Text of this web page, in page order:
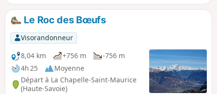
Le Roc des Bœufs
Visorandonneur
8,04 km
+756 m
-756 m
4h 25
Moyenne
Départ à La Chapelle-Saint-Maurice
(Haute-Savoie)